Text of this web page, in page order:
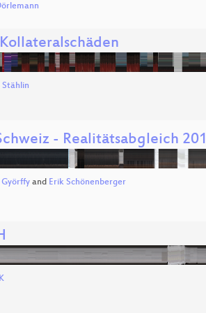
- Realitätsabgleich
and Erik Schönenberger